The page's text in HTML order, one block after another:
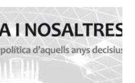
crònica política
decisius (1964-